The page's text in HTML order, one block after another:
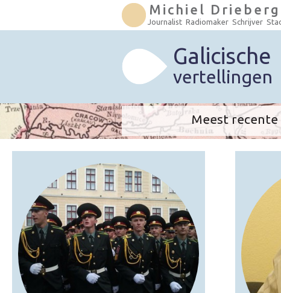
Journalist Radiomaker Schrijver
Michiel
Galicische
vertellingen
Meest